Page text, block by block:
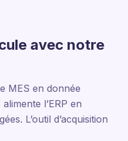
avec notre
MES en donnée
l’ERP en
L’outil d’acquisition